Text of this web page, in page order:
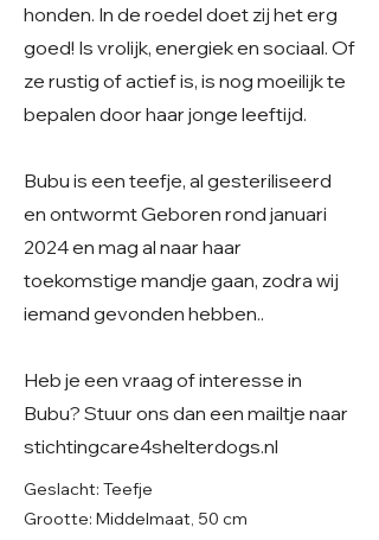
honden. In de roedel doet zij het erg
goed! Is vrolijk, energiek en sociaal. Of
ze rustig of actief is, is nog moeilijk te
bepalen door haar jonge leeftijd.
Bubu is een teefje, al gesteriliseerd
en ontwormt Geboren rond januari
2024 en mag al naar haar
toekomstige mandje gaan, zodra wij
iemand gevonden hebben..
Heb je een vraag of interesse in
Bubu? Stuur ons dan een mailtje naar
stichtingcare4shelterdogs.nl
Geslacht: Teefje
Grootte: Middelmaat, 50 cm